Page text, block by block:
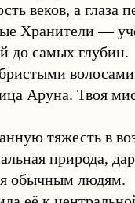
веков, а глаза
Хранители —
до самых глубин.
Аруна. Твоя
тяжесть в
природа,
обычным людям.